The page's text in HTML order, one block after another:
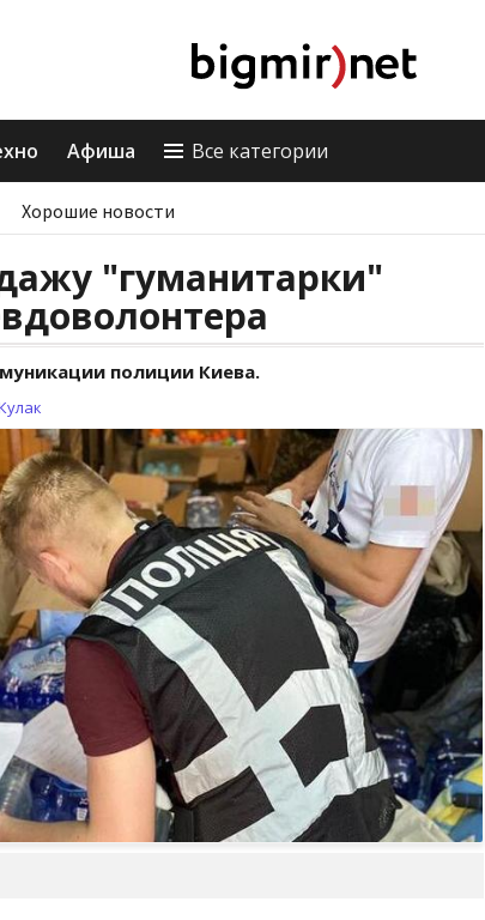
Афиша Все категории
Хорошие новости
"гуманитарки"
полиции Киева.